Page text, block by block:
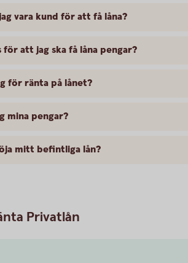
vara kund för att få låna?
för att jag ska få låna pengar?
för ränta på lånet?
mina pengar?
mitt befintliga lån?
Privatlån